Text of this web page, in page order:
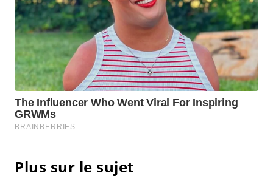
Plus sur le sujet